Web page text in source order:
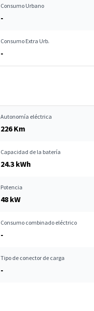
Consumo Urbano
-
Consumo Extra Urb.
-
Autonomía eléctrica
226 Km
Capacidad de la batería
24.3 kWh
Potencia
48 kW
Consumo combinado eléctrico
-
Tipo de conector de carga
-